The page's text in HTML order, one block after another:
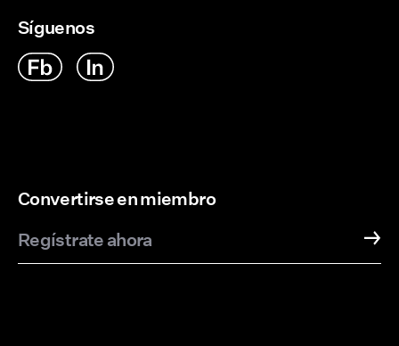
Síguenos
Convertirse en miembro
Regístrate ahora